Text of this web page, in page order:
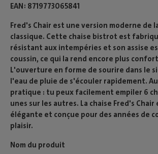
EAN 8719773065841
Fred's Chair est une version moderne de
classique. Cette chaise bistrot est
résistant aux intempéries et son assise
coussin, ce qui la rend encore plus
L'ouverture en forme de sourire dans le
l'eau de pluie de s'écouler rapidement.
pratique : tu peux facilement empiler 6
unes sur les autres. La chaise Fred's Chair
élégante et conçue pour des années de
plaisir.
Nom du produit